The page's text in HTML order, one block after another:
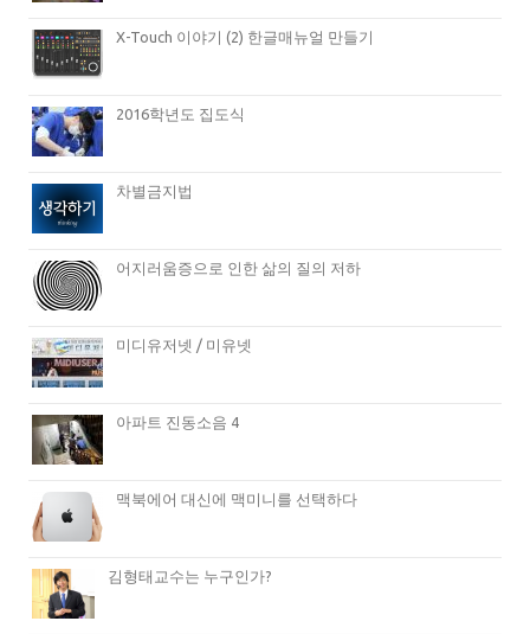
X-Touch 이야기 (2) 한글매뉴얼 만들기
2016학년도 집도식
차별금지법
어지러움증으로 인한 삶의 질의 저하
미디유저넷 / 미유넷
아파트 진동소음 4
맥북에어 대신에 맥미니를 선택하다
김형태교수는 누구인가?